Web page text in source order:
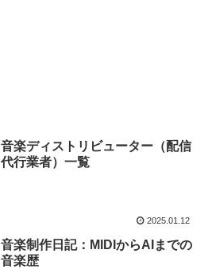
音楽ディストリビューター（配信
代行業者）一覧
2025.01.12
音楽制作日記：MIDIからAIまでの
音楽歴